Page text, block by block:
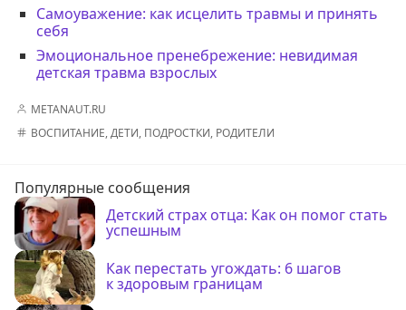
Самоуважение: как исцелить травмы и принять
себя
Эмоциональное пренебрежение: невидимая
детская травма взрослых
METANAUT.RU
ВОСПИТАНИЕ,ДЕТИ, ПОДРОСТКИ, РОДИТЕЛИ
Популярные сообщения
Детский страх отца: Как он помог стать
успешным
Как перестать угождать: 6 шагов
к здоровым границам